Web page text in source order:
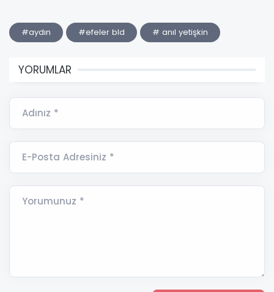
#aydın #efeler bld # anıl yetişkin
YORUMLAR
Adınız *
E-Posta Adresiniz *
Yorumunuz *